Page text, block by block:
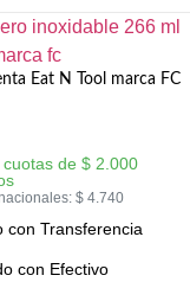
Eat N Tool marca FC
de $ 2.000
$ 4.740
con Transferencia
con Efectivo